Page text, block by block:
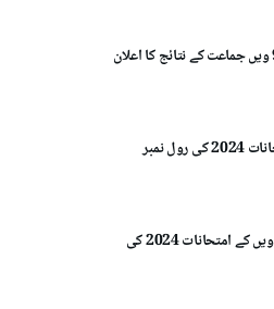
پنجاب کے تعلیمی بورڈز نے 9 ویں جماعت کے نتائج کا اعلان
لاہوربورڈ نے انٹرمیڈیٹ امتحانات 2024 کی رول نمبر
فیڈرل بورڈ نے 11 ویں ، 12 ویں کے امتحانات 2024 کی